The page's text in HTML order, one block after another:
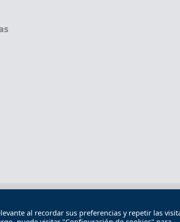
Contacto
al recordar sus preferencias y repetir las